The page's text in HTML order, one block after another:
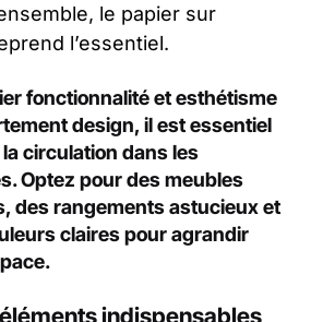
le papier sur
l’essentiel.
fonctionnalité et esthétisme
design, il est essentiel
circulation dans les
Optez pour des meubles
des rangements astucieux et
claires pour agrandir
indispensables